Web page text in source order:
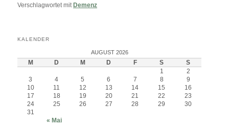
Verschlagwortet mit Demenz
KALENDER
AUGUST 2026
M D M D F S
S
1
2
3
4 5 6 7 8
9
10
11 12 13 14 15
16
17
18 19 20 21 22
23
24
25 26 27 28 29
30
31
« Mai